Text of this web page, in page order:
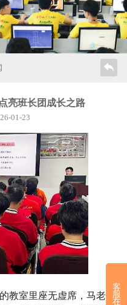
亮班长团成长之路
01-23
教室里座无虚席，马老师
客
服
在